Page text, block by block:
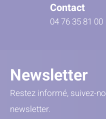
Contact
04 76 35 81 00
Newsletter
Restez informé, suivez-
newsletter.